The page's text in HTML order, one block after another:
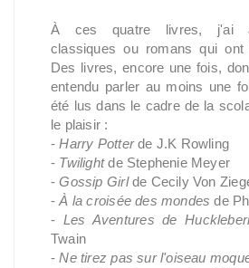
À ces quatre livres, j'ai
classiques ou romans qui
Des livres, encore une fois,
entendu parler au moins une
été lus dans le cadre de la
le plaisir :
-Harry Potterde J.K Rowling
- Twilightde Stephenie Meyer
-Gossip Girlde Cecily Von
-À la croisée des mondesde
- Les Aventures de
Twain
-Ne tirez pas sur l'oiseau